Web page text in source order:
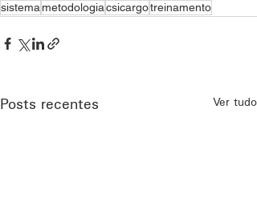
sistema metodologiacsicargotreinamento
Posts recentes Ver tudo